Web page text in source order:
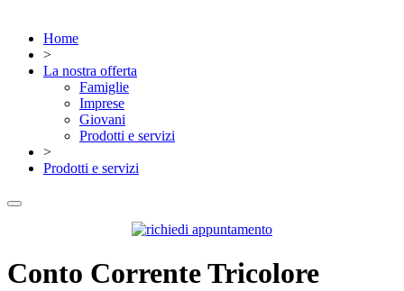
Home
>
La nostra offerta
Famiglie
Imprese
Giovani
Prodotti e servizi
>
Prodotti e servizi
Conto Corrente Tricolore